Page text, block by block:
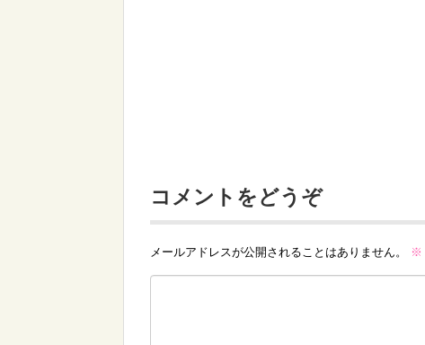
コメントをどうぞ
メールアドレスが公開されることはありません。 ※